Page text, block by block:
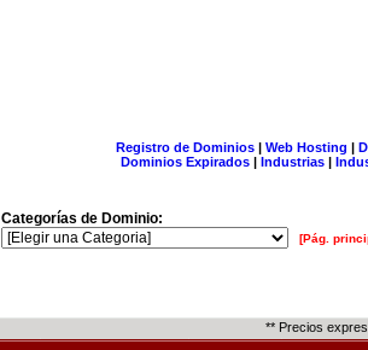
Registro de Dominios| Web Hosting |
Dominios Expirados | Industrias |
Categorías de Dominio:
[Pág.
** Precios